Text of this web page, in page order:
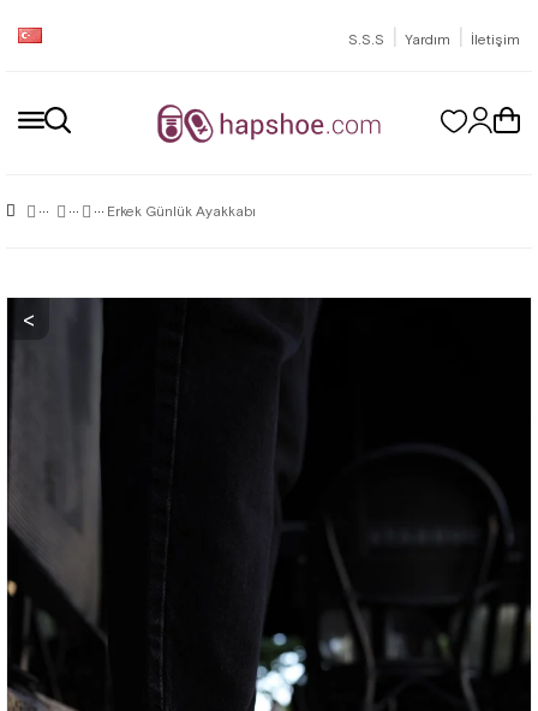
S.S.S | Yardım | İletişim
Erkek Günlük Ayakkabı